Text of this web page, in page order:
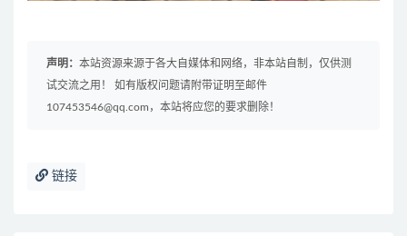
声明： 本站资源来源于各大自媒体和网络，非本站自制，仅供测
试交流之用！ 如有版权问题请附带证明至邮件
107453546@qq.com，本站将应您的要求删除！
链接